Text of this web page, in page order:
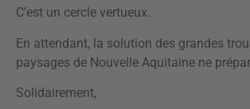
C’est un cercle vertueux.
En attendant, la solution des grandes
paysages de Nouvelle Aquitaine ne
Solidairement,